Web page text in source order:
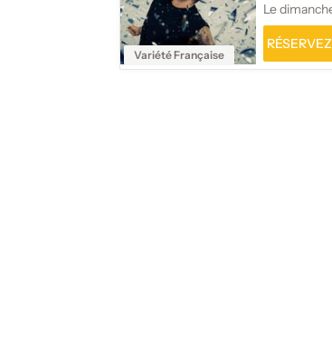
Variété Française
Le